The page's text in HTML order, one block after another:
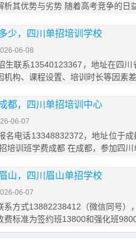
析其优势与劣势 随着高考竞争的日
少，四川单招培训学校
06-08
生联系13540123367，地址在四川
机构、课程设置、培训时长等因素
都，四川单招培训中心
06-07
名电话13348832372，地址位于
培训班学费成都 在成都，参加四川
山，四川眉山单招学校
06-07
系方式13882238412（微信同号）
费标准为签约班13800和强化班